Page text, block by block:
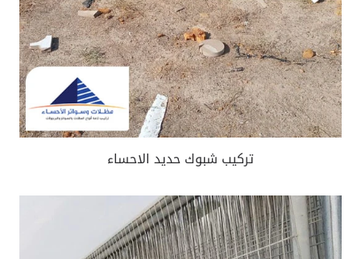
تركيب شبوك حديد الاحساء